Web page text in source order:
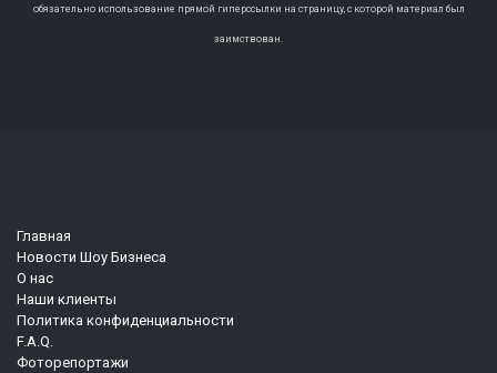
обязательно использование прямой гиперссылки на страницу, с которой материал был
заимствован.
Главная
Новости Шоу Бизнеса
О нас
Наши клиенты
Политика конфиденциальности
F.A.Q.
Фоторепортажи